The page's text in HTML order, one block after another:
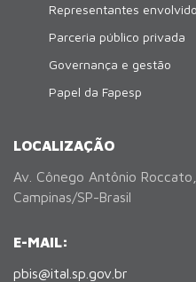
Representantes
Parceria público privada
Governança e gestão
Papel da Fapesp
LOCALIZAÇÃO
Av. Cônego Antônio
Campinas/SP-Brasil
E-MAIL:
pbis@ital.sp.gov.br